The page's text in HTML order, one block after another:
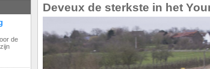
de
Deveux de sterkste in het